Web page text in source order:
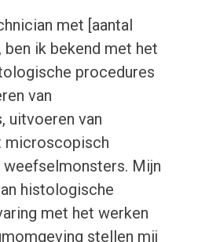
met [aantal
ben ik bekend met het
procedures
van
uitvoeren van
microscopisch
Mijn
histologische
met het werken
stellen mij